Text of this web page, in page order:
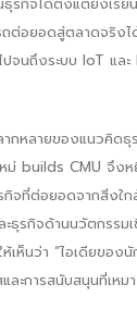
ถต่อยอดสู่ตลาดจริง
ปจนถึงระบบ IoT แล
ากหลายของแนวคิด
ม่ builds CMU จึง
จที่ต่อยอดจากสิ่งใก
ธุรกิจด้านนวัตกรรม
ห็นว่า “ไอเดียของ
ละการสนับสนุนที่เหมา